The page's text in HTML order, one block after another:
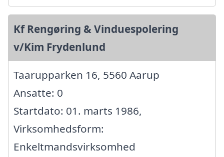
Kf Rengøring & Vinduespolering
v/Kim Frydenlund
Taarupparken 16, 5560 Aarup
Ansatte: 0
Startdato: 01. marts 1986,
Virksomhedsform:
Enkeltmandsvirksomhed